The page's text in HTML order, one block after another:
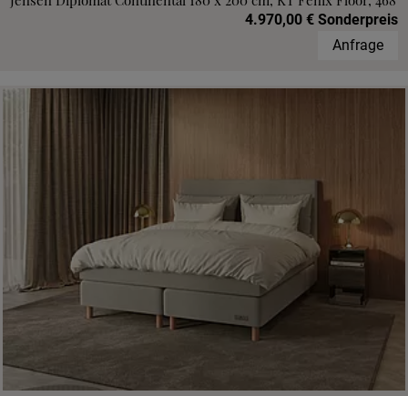
4.970,00 € Sonderpreis
Anfrage